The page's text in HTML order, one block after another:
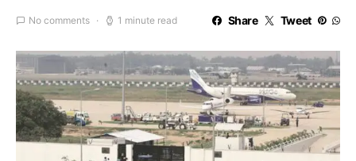
No comments 1 minute read Share Tweet